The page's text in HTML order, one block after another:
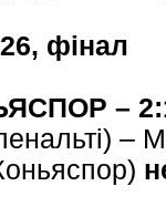
фінал
–
–